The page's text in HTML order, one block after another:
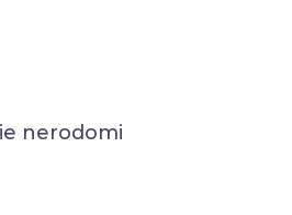
nerodomi